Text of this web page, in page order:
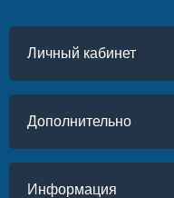
Личный кабинет
Дополнительно
Информация